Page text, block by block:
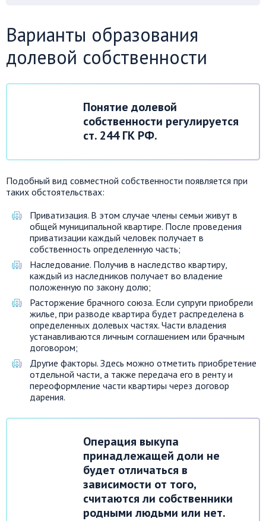
Варианты образования
долевой собственности
Понятие долевой
собственности регулируется
ст. 244 ГК РФ.
Подобный вид совместной собственности появляется при
таких обстоятельствах:
Приватизация. В этом случае члены семьи живут в
общей муниципальной квартире. После проведения
приватизации каждый человек получает в
собственность определенную часть;
Наследование. Получив в наследство квартиру,
каждый из наследников получает во владение
положенную по закону долю;
Расторжение брачного союза. Если супруги приобрели
жилье, при разводе квартира будет распределена в
определенных долевых частях. Части владения
устанавливаются личным соглашением или брачным
договором;
Другие факторы. Здесь можно отметить приобретение
отдельной части, а также передача его в ренту и
переоформление части квартиры через договор
дарения.
Операция выкупа
принадлежащей доли не
будет отличаться в
зависимости от того,
считаются ли собственники
родными людьми или нет.